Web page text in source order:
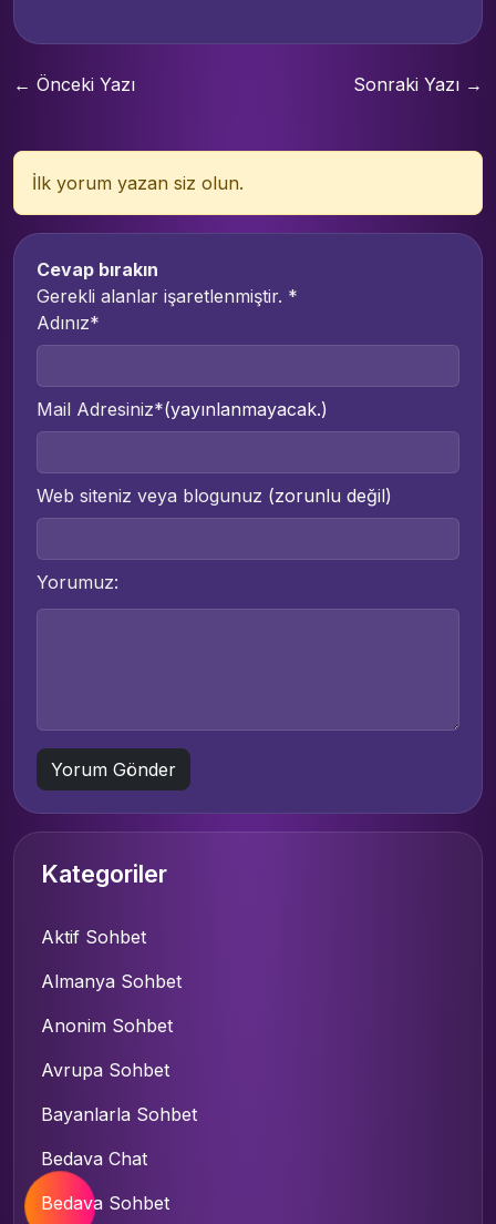
← Önceki Yazı Sonraki Yazı →
İlk yorum yazan siz olun.
Cevap bırakın
Gerekli alanlar işaretlenmiştir. *
Adınız*
Mail Adresiniz*(yayınlanmayacak.)
Web siteniz veya blogunuz (zorunlu değil)
Yorumuz:
Kategoriler
Aktif Sohbet
Almanya Sohbet
Anonim Sohbet
Avrupa Sohbet
Bayanlarla Sohbet
Bedava Chat
Bedava Sohbet